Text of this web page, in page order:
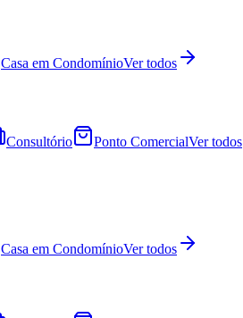
Casa em CondomínioVer todos
Consultório Ponto ComercialVer todos
Casa em CondomínioVer todos